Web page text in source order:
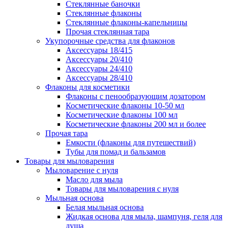
Стеклянные баночки
Стеклянные флаконы
Стеклянные флаконы-капельницы
Прочая стеклянная тара
Укупорочные средства для флаконов
Аксессуары 18/415
Аксессуары 20/410
Аксессуары 24/410
Аксессуары 28/410
Флаконы для косметики
Флаконы с пенообразующим дозатором
Косметические флаконы 10-50 мл
Косметические флаконы 100 мл
Косметические флаконы 200 мл и более
Прочая тара
Емкости (флаконы для путешествий)
Тубы для помад и бальзамов
Товары для мыловарения
Мыловарение с нуля
Масло для мыла
Товары для мыловарения с нуля
Мыльная основа
Белая мыльная основа
Жидкая основа для мыла, шампуня, геля для
душа